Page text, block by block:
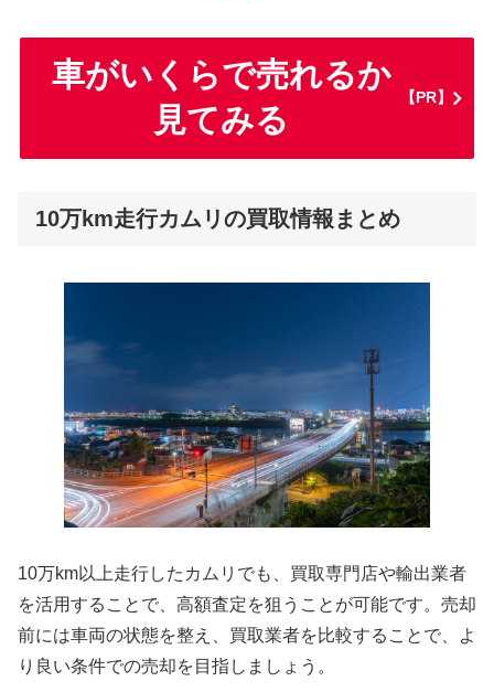
車がいくらで売れるか
見てみる
【PR】
10万km走行カムリの買取情報まとめ
10万km以上走行したカムリでも、買取専門店や輸出業者
を活用することで、高額査定を狙うことが可能です。売却
前には車両の状態を整え、買取業者を比較することで、よ
り良い条件での売却を目指しましょう。